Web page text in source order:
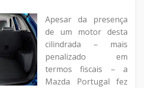
Apesar da presença
de um motor desta
cilindrada – mais
penalizado em
termos fiscais – a
Mazda Portugal fez